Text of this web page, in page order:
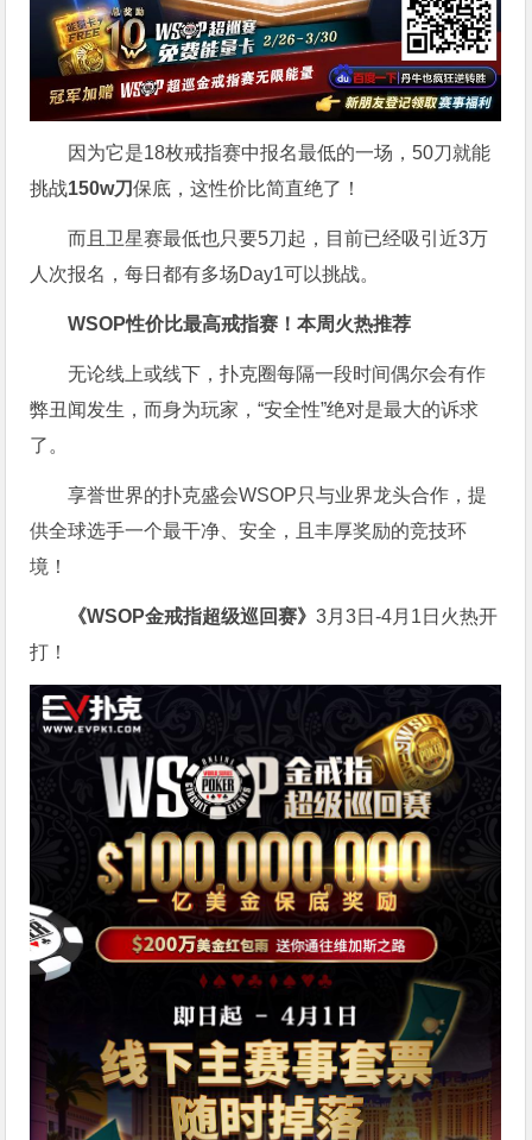
因为它是18枚戒指赛中报名最低的一场，50刀就能
挑战150w刀保底，这性价比简直绝了！
而且卫星赛最低也只要5刀起，目前已经吸引近3万
人次报名，每日都有多场Day1可以挑战。
WSOP性价比最高戒指赛！本周火热推荐
无论线上或线下，扑克圈每隔一段时间偶尔会有作
弊丑闻发生，而身为玩家，“安全性”绝对是最大的诉求
了。
享誉世界的扑克盛会WSOP只与业界龙头合作，提
供全球选手一个最干净、安全，且丰厚奖励的竞技环
境！
《WSOP金戒指超级巡回赛》3月3日-4月1日火热开
打！